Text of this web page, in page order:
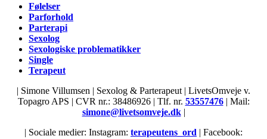
Følelser
Parforhold
Parterapi
Sexolog
Sexologiske problematikker
Single
Terapeut
| Simone Villumsen | Sexolog & Parterapeut | LivetsOmveje v.
Topagro APS | CVR nr.: 38486926 | Tlf. nr. 53557476| Mail:
simone@livetsomveje.dk|
| Sociale medier: Instagram: terapeutens_ord | Facebook: